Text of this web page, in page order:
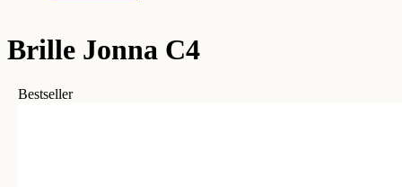
Brille Jonna C4
Bestseller